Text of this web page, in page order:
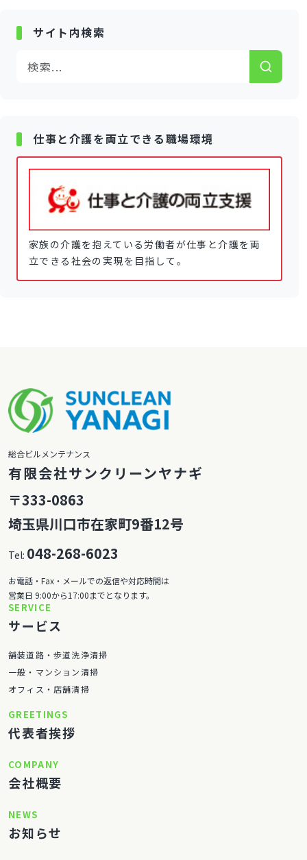
サイト内検索
仕事と介護を両立できる職場環境
家族の介護を抱えている労働者が仕事と介護を両
立できる社会の実現を目指して。
総合ビルメンテナンス
有限会社サンクリーンヤナギ
〒333-0863
埼玉県川口市在家町9番12号
Tel: 048-268-6023
お電話・Fax・メールでの返信や対応時間は
営業日 9:00から17:00までとなります。
SERVICE
サービス
舗装道路・歩道洗浄清掃
一般・マンション清掃
オフィス・店舗清掃
GREETINGS
代表者挨拶
COMPANY
会社概要
NEWS
お知らせ